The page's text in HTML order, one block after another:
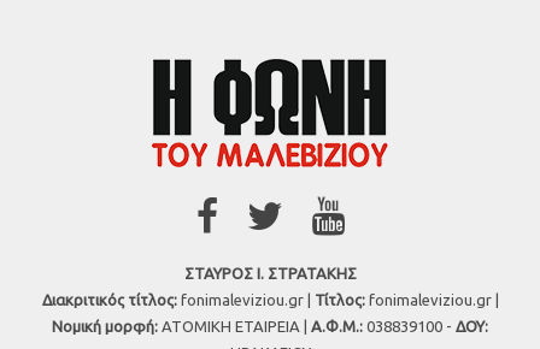
ΣΤΑΥΡΟΣ Ι. ΣΤΡΑΤΑΚΗΣ
Διακριτικός τίτλος:fonimaleviziou.gr | Τίτλος:fonimaleviziou.gr |
Νομική μορφή: ΑΤΟΜΙΚΗ ΕΤΑΙΡΕΙΑ | Α.Φ.Μ.: 038839100 - ΔΟΥ: